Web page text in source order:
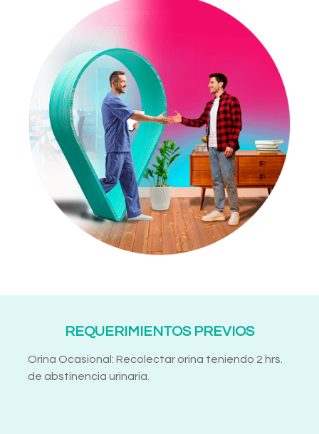
REQUERIMIENTOS PREVIOS
Orina Ocasional: Recolectar orina teniendo 2 hrs.
de abstinencia urinaria.